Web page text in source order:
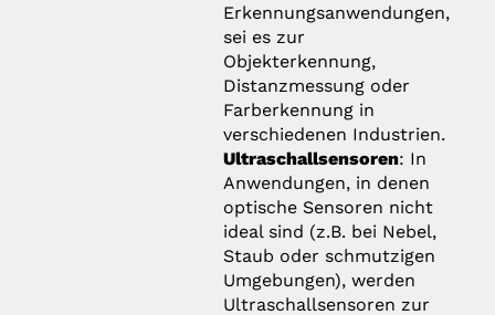
Erkennungsanwendungen,
sei es zur
Objekterkennung,
Distanzmessung oder
Farberkennung in
verschiedenen Industrien.
Ultraschallsensoren: In
Anwendungen, in denen
optische Sensoren nicht
ideal sind (z.B. bei Nebel,
Staub oder schmutzigen
Umgebungen), werden
Ultraschallsensoren zur